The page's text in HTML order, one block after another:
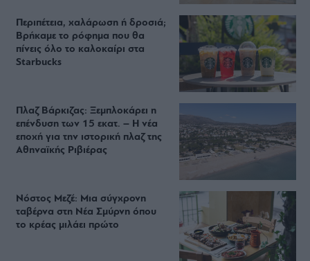
Περιπέτεια, χαλάρωση ή δροσιά;
Βρήκαμε το ρόφημα που θα
πίνεις όλο το καλοκαίρι στα
Starbucks
Πλαζ Βάρκιζας: Ξεμπλοκάρει η
επένδυση των 15 εκατ. – Η νέα
εποχή για την ιστορική πλαζ της
Αθηναϊκής Ριβιέρας
Νόστος Μεζέ: Μια σύγχρονη
ταβέρνα στη Νέα Σμύρνη όπου
το κρέας μιλάει πρώτο